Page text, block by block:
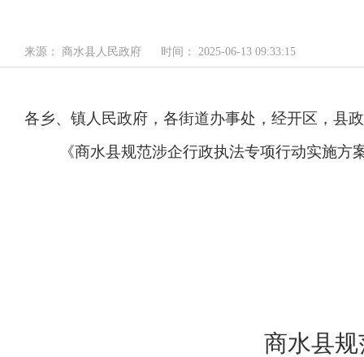
来源： 商水县人民政府 时间： 2025-06-13 09:33:15
各乡、镇人民政府，各街道办事处，经开区，县
《商水县规范涉企行政执法专项行动实施
商水县